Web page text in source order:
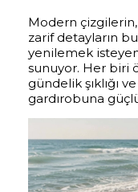
Modern
zarif detayların
yenilemek
sunuyor. Her biri
gündelik şıklığı
gardırobuna